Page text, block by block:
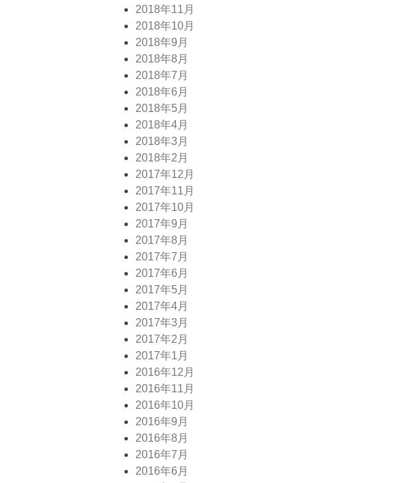
2018年11月
2018年10月
2018年9月
2018年8月
2018年7月
2018年6月
2018年5月
2018年4月
2018年3月
2018年2月
2017年12月
2017年11月
2017年10月
2017年9月
2017年8月
2017年7月
2017年6月
2017年5月
2017年4月
2017年3月
2017年2月
2017年1月
2016年12月
2016年11月
2016年10月
2016年9月
2016年8月
2016年7月
2016年6月